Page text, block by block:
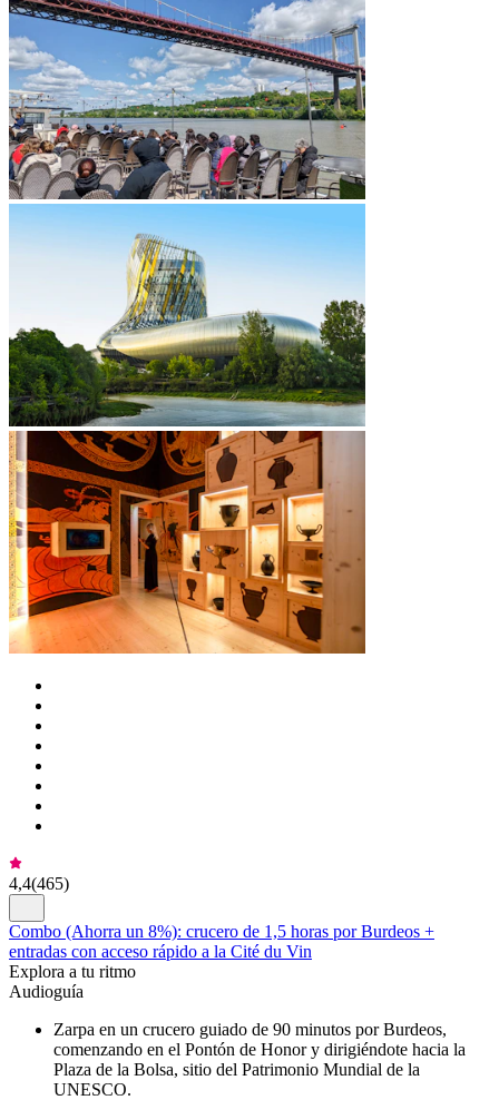
4,4(465)
Combo (Ahorra un 8%): crucero de 1,5 horas por Burdeos +
entradas con acceso rápido a la Cité du Vin
Explora a tu ritmo
Audioguía
Zarpa en un crucero guiado de 90 minutos por Burdeos,
comenzando en el Pontón de Honor y dirigiéndote hacia la
Plaza de la Bolsa, sitio del Patrimonio Mundial de la
UNESCO.